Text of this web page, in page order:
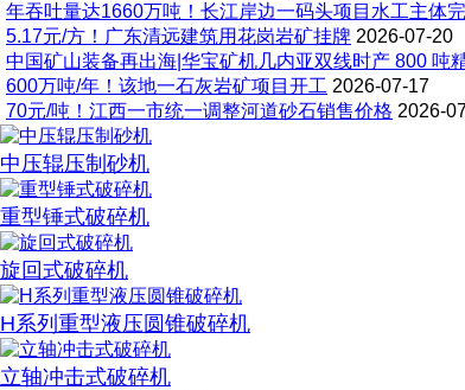
年吞吐量达1660万吨！长江岸边一码头项目水工主体
5.17元/方！广东清远建筑用花岗岩矿挂牌 2026-07-20
中国矿山装备再出海|华宝矿机几内亚双线时产 800 吨
600万吨/年！该地一石灰岩矿项目开工 2026-07-17
70元/吨！江西一市统一调整河道砂石销售价格 2026-
中压辊压制砂机
重型锤式破碎机
旋回式破碎机
H系列重型液压圆锥破碎机
立轴冲击式破碎机